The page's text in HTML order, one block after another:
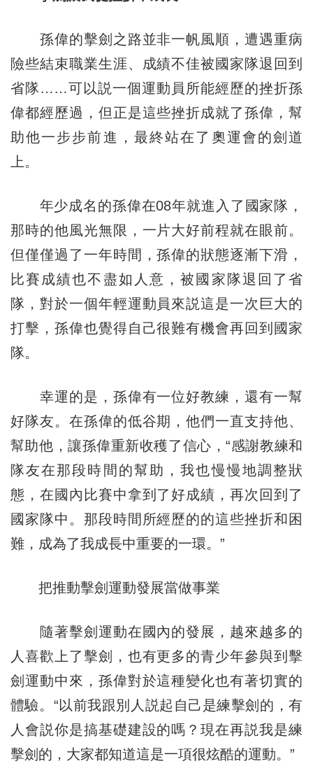
孫偉的擊劍之路並非一帆風順，遭遇重病
險些結束職業生涯、成績不佳被國家隊退回到
省隊……可以説一個運動員所能經歷的挫折孫
偉都經歷過，但正是這些挫折成就了孫偉，幫
助他一步步前進，最終站在了奧運會的劍道
上。
年少成名的孫偉在08年就進入了國家隊，
那時的他風光無限，一片大好前程就在眼前。
但僅僅過了一年時間，孫偉的狀態逐漸下滑，
比賽成績也不盡如人意，被國家隊退回了省
隊，對於一個年輕運動員來説這是一次巨大的
打擊，孫偉也覺得自己很難有機會再回到國家
隊。
幸運的是，孫偉有一位好教練，還有一幫
好隊友。在孫偉的低谷期，他們一直支持他、
幫助他，讓孫偉重新收穫了信心，“感謝教練和
隊友在那段時間的幫助，我也慢慢地調整狀
態，在國內比賽中拿到了好成績，再次回到了
國家隊中。那段時間所經歷的的這些挫折和困
難，成為了我成長中重要的一環。”
把推動擊劍運動發展當做事業
隨著擊劍運動在國內的發展，越來越多的
人喜歡上了擊劍，也有更多的青少年參與到擊
劍運動中來，孫偉對於這種變化也有著切實的
體驗。“以前我跟別人説起自己是練擊劍的，有
人會説你是搞基礎建設的嗎？現在再説我是練
擊劍的，大家都知道這是一項很炫酷的運動。”